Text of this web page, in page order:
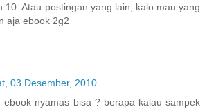
10. Atau postingan yang lain, kalo mau yang
aja ebook 2g2
03 Desember, 2010
ebook nyamas bisa ? berapa kalau sampek